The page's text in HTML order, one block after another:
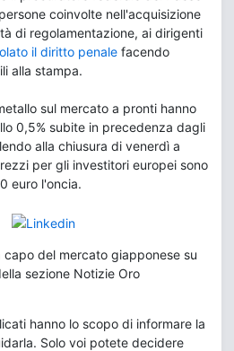
coinvolte nell'acquisizione
di regolamentazione, ai dirigenti
il diritto penale facendo
alla stampa.
sul mercato a pronti hanno
0,5% subite in precedenza dagli
alla chiusura di venerdì a
per gli investitori europei sono
euro l'oncia.
capo del mercato giapponese su
sezione Notizie Oro
hanno lo scopo di informare la
Solo voi potete decidere